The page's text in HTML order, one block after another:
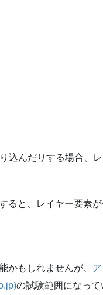
込んだりする場合、
ると、レイヤー要素
かもしれませんが、
の試験範囲になっ